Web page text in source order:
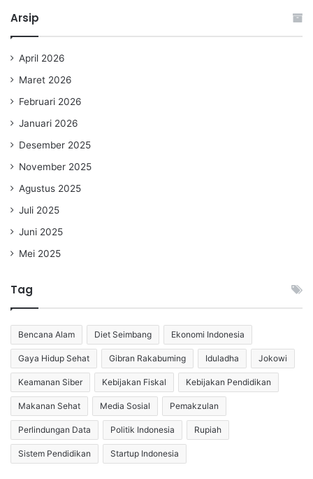
Arsip
April 2026
Maret 2026
Februari 2026
Januari 2026
Desember 2025
November 2025
Agustus 2025
Juli 2025
Juni 2025
Mei 2025
Tag
Bencana Alam Diet Seimbang Ekonomi Indonesia
Gaya Hidup Sehat Gibran Rakabuming Iduladha Jokowi
Keamanan Siber Kebijakan Fiskal Kebijakan Pendidikan
Makanan Sehat Media Sosial Pemakzulan
Perlindungan Data Politik Indonesia Rupiah
Sistem Pendidikan Startup Indonesia